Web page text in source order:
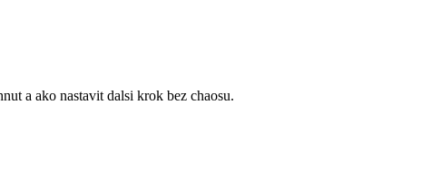
a ako nastavit dalsi krok bez chaosu.